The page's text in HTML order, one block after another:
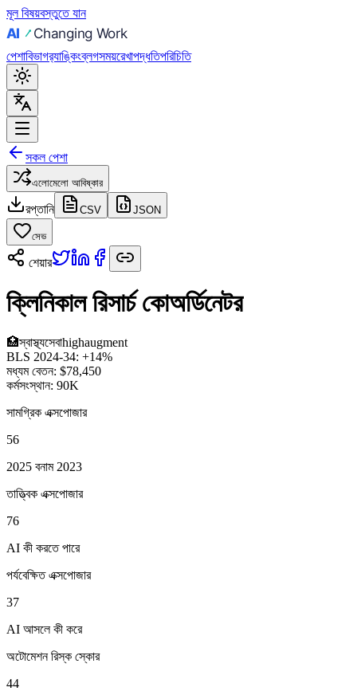
মূল বিষয়বস্তুতে যান
পেশাবিভাগর‍্যাঙ্কিংব্লগসময়রেখাপদ্ধতিপরিচিতি
সকল পেশা
এলোমেলো আবিষ্কার
রপ্তানি CSV JSON
সেভ
শেয়ার
ক্লিনিকাল রিসার্চ কোঅর্ডিনেটর
🏥স্বাস্থ্যসেবাhighaugment
BLS 2024-34: +14%
মধ্যম বেতন: $78,450
কর্মসংস্থান: 90K
সামগ্রিক এক্সপোজার
56
2025 বনাম 2023
তাত্ত্বিক এক্সপোজার
76
AI কী করতে পারে
পর্যবেক্ষিত এক্সপোজার
37
AI আসলে কী করে
অটোমেশন রিস্ক স্কোর
44